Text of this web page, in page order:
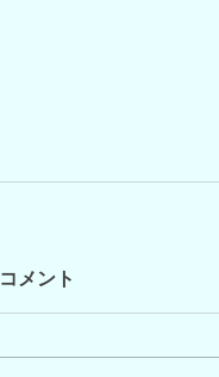
コメント